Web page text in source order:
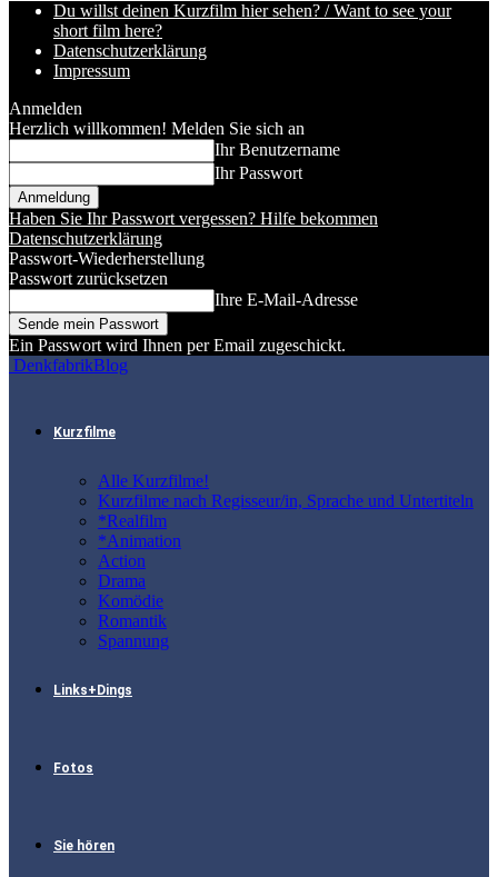
Du willst deinen Kurzfilm hier sehen? / Want to see your
short film here?
Datenschutzerklärung
Impressum
Anmelden
Herzlich willkommen! Melden Sie sich an
Ihr Benutzername
Ihr Passwort
Haben Sie Ihr Passwort vergessen? Hilfe bekommen
Datenschutzerklärung
Passwort-Wiederherstellung
Passwort zurücksetzen
Ihre E-Mail-Adresse
Ein Passwort wird Ihnen per Email zugeschickt.
DenkfabrikBlog
Kurzfilme
Alle Kurzfilme!
Kurzfilme nach Regisseur/in, Sprache und Untertiteln
*Realfilm
*Animation
Action
Drama
Komödie
Romantik
Spannung
Links+Dings
Fotos
Sie hören